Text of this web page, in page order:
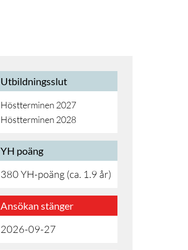
Utbildningsslut
Höstterminen 2027
Höstterminen 2028
YH poäng
380 YH-poäng (ca. 1.9 år)
Ansökan stänger
2026-09-27